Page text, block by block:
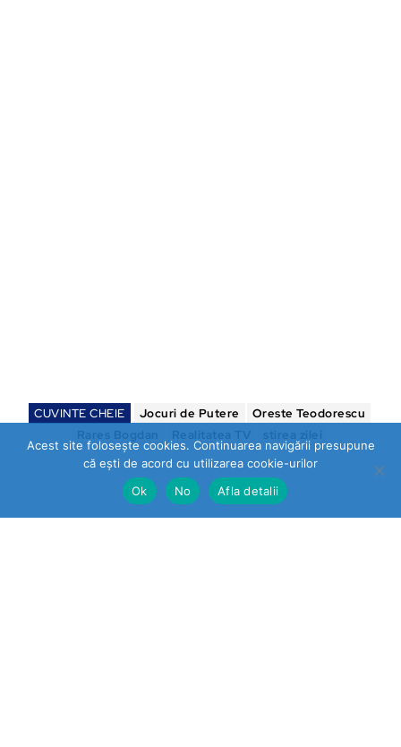
CUVINTE CHEIE Jocuri de Putere
Oreste Teodorescu
Acest site folosește cookies. Continuarea navigării presupune
că ești de acord cu utilizarea cookie-urilor
Ok
No Afla detalii